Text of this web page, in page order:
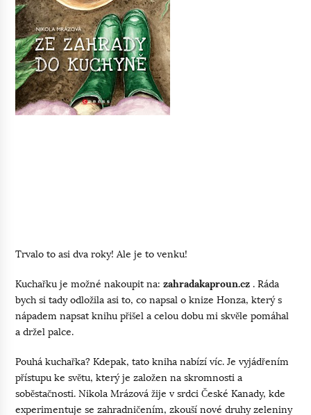
Trvalo to asi dva roky! Ale je to venku!
Kuchařku je možné nakoupit na:zahradakaproun.cz . Ráda
bych si tady odložila asi to, co napsal o knize Honza, který s
nápadem napsat knihu přišel a celou dobu mi skvěle pomáhal
a držel palce.
Pouhá kuchařka? Kdepak, tato kniha nabízí víc. Je vyjádřením
přístupu ke světu, který je založen na skromnosti a
soběstačnosti. Nikola Mrázová žije v srdci České Kanady, kde
experimentuje se zahradničením, zkouší nové druhy zeleniny